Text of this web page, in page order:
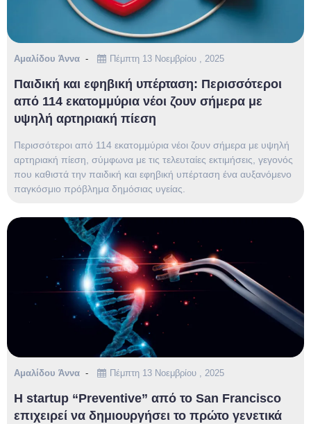
Αμαλίδου Άννα Πέμπτη 13 Νοεμβρίου , 2025
Παιδική και εφηβική υπέρταση: Περισσότεροι
από 114 εκατομμύρια νέοι ζουν σήμερα με
υψηλή αρτηριακή πίεση
Περισσότεροι από 114 εκατομμύρια νέοι ζουν σήμερα με υψηλή
αρτηριακή πίεση, σύμφωνα με τις τελευταίες εκτιμήσεις, γεγονός
που καθιστά την παιδική και εφηβική υπέρταση ένα αυξανόμενο
παγκόσμιο πρόβλημα δημόσιας υγείας.
Αμαλίδου Άννα Πέμπτη 13 Νοεμβρίου , 2025
Η startup “Preventive” από το San Francisco
επιχειρεί να δημιουργήσει το πρώτο γενετικά